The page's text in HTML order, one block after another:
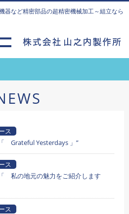
器など精密部品の超精密機械加工～組立なら
ス
Yesterdays 」”
ス
の地元の魅力をご紹介します
ス